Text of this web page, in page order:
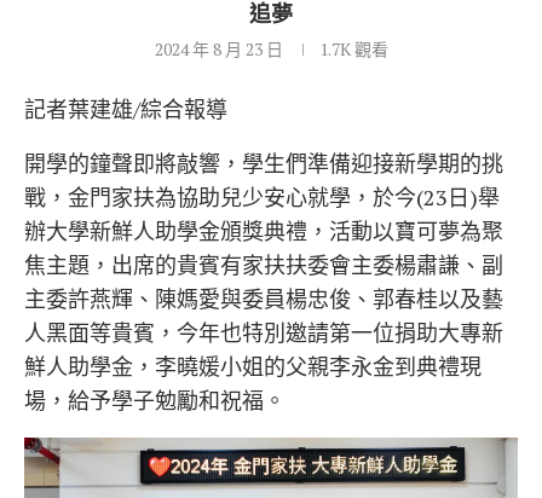
追夢
2024 年 8 月 23 日 1.7K觀看
記者葉建雄/綜合報導
開學的鐘聲即將敲響，學生們準備迎接新學期的挑
戰，金門家扶為協助兒少安心就學，於今(23日)舉
辦大學新鮮人助學金頒獎典禮，活動以寶可夢為聚
焦主題，出席的貴賓有家扶扶委會主委楊肅謙、副
主委許燕輝、陳媽愛與委員楊忠俊、郭春桂以及藝
人黑面等貴賓，今年也特別邀請第一位捐助大專新
鮮人助學金，李曉媛小姐的父親李永金到典禮現
場，給予學子勉勵和祝福。